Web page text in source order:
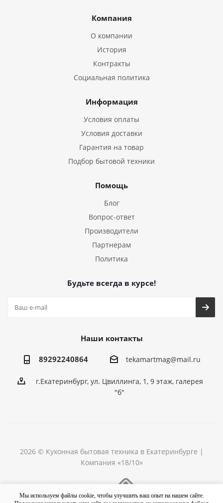
Компания
О компании
История
Контракты
Социальная политика
Информация
Условия оплаты
Условия доставки
Гарантия на товар
Подбор бытовой техники
Помощь
Блог
Вопрос-ответ
Производители
Партнерам
Политика
Будьте всегда в курсе!
Наши контакты
89292240864 tekamartmag@mail.ru
г.Екатеринбург, ул. Цвиллинга, 1, 9 этаж, галерея
"б"
2026 © Кухонная бытовая техника в Екатеринбурге |
Компания «18/10»
Мы используем файлы cookie, чтобы улучшить ваш опыт на нашем сайте.